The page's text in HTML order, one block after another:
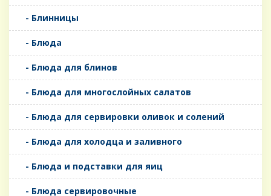
- Блинницы
- Блюда
- Блюда для блинов
- Блюда для многослойных салатов
- Блюда для сервировки оливок и солений
- Блюда для холодца и заливного
- Блюда и подставки для яиц
- Блюда сервировочные